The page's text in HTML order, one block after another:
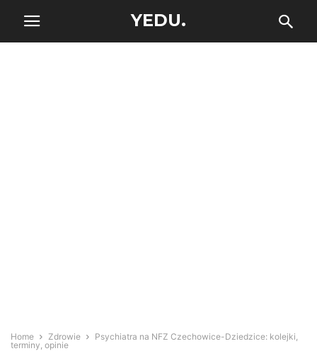
YEDU.
Home Zdrowie
Psychiatra na NFZ Czechowice-Dziedzice: kolejki,
terminy, opinie